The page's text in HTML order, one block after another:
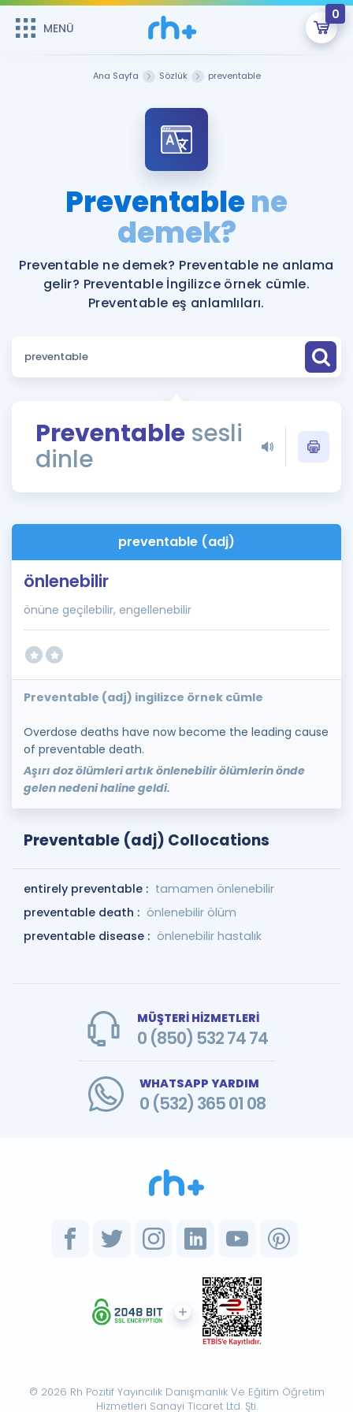
MENÜ
0
Şifremi Hatırlamıyorum
Sepetin Şu An Boş.
Remzi Hoca ile seni sınava hazırlayacak onlarca eğitim seni
bekliyor!
MENÜ
Katılımcı Görüşleri
Faydalı Araçlar
Ücretsiz Kaynaklar
ÖSYM Sınav Takvimi
Kampanyalar
İngilizce Gramer
İngilizce Gramer
Ana Sayfa Sözlük preventable
Preventablene
demek?
Preventable ne demek? Preventable ne anlama
gelir? Preventable İngilizce örnek cümle.
Preventable eş anlamlıları.
Preventable sesli
dinle
preventable (adj)
önlenebilir
önüne geçilebilir, engellenebilir
Preventable (adj) ingilizce örnek cümle
Overdose deaths have now become the leading cause
of preventable death.
Aşırı doz ölümleri artık önlenebilir ölümlerin önde
gelen nedeni haline geldi.
Preventable (adj) Collocations
entirely preventable : tamamen önlenebilir
preventable death : önlenebilir ölüm
preventable disease : önlenebilir hastalık
MÜŞTERİ HİZMETLERİ
0 (850) 532 74 74
WHATSAPP YARDIM
0 (532) 365 01 08
© 2026 Rh Pozitif Yayıncılık Danışmanlık Ve Eğitim Öğretim
Hizmetleri Sanayi Ticaret Ltd. Şti.